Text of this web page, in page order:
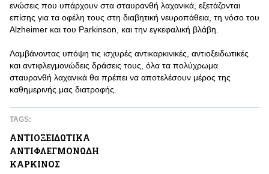
ενώσεις που υπάρχουν στα σταυρανθή λαχανικά, εξετάζονται
επίσης για τα οφέλη τους στη διαβητική νευροπάθεια, τη νόσο του
Alzheimer και του Parkinson, και την εγκεφαλική βλάβη.
Λαμβάνοντας υπόψη τις ισχυρές αντικαρκινικές, αντιοξειδωτικές
και αντιφλεγμονώδεις δράσεις τους, όλα τα πολύχρωμα
σταυρανθή λαχανικά θα πρέπει να αποτελέσουν μέρος της
καθημερινής μας διατροφής.
TAGS:
ΑΝΤΙΟΞΕΙΔΩΤΙΚA
ΑΝΤΙΦΛΕΓΜΟΝΩΔΗ
ΚΑΡΚΙΝΟΣ